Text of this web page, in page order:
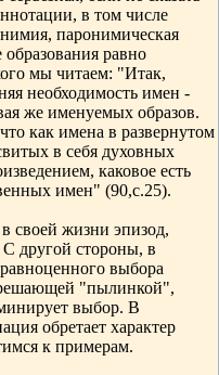
в том числе
паронимическая
равно
мы читаем: "Итак,
необходимость имен -
же именуемых образов.
как имена в развернутом
в себя духовных
каковое есть
имен" (90,с.25).
своей жизни эпизод,
другой стороны, в
выбора
"пылинкой",
выбор. В
обретает характер
к примерам.